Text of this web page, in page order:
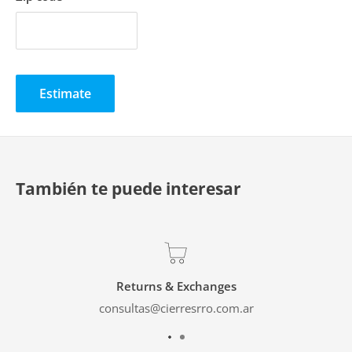
Industria Nacional
Estimate
También te puede interesar
Returns & Exchanges
consultas@cierresrro.com.ar